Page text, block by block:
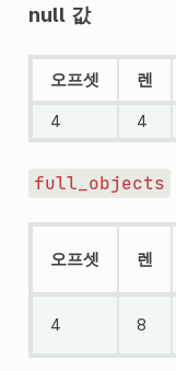
null 값
오프셋 렌
4 4
full_objects
오프셋 렌
4 8